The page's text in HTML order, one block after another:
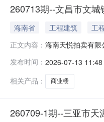
260713期--文昌市文
海南省 工程建筑
工
正文内容： 海南天悦拍卖有
点：标的物所在
发布时间： 2026-07-13 11:48
相关产品：
商业楼
260709-1期--三亚市天